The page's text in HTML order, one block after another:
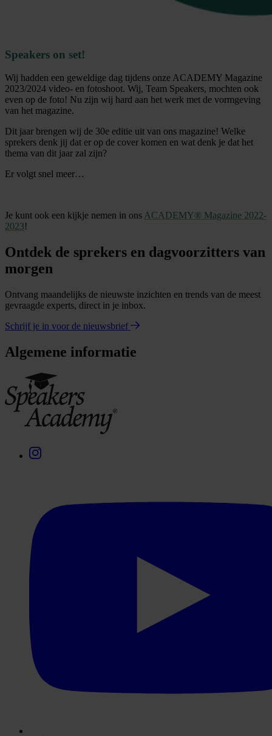
Speakers on set!
Wij hadden een geweldige dag tijdens onze ACADEMY Magazine
2023/2024 video- en fotoshoot. Wij, Team Speakers, mochten ook
even op de foto! Nu zijn wij hard aan het werk met de vormgeving
van het magazine.
Dit jaar brengen wij de 30e editie uit van ons magazine! Welke
sprekers denk jij dat er op de cover komen en wat denk je dat het
thema van dit jaar zal zijn?
Er volgt snel meer…
Je kunt ook een kijkje nemen in ons ACADEMY® Magazine 2022-
2023!
Ontdek de sprekers en dagvoorzitters van
morgen
Ontvang maandelijks de nieuwste inzichten en trends van de meest
gevraagde experts, direct in je inbox.
Schrijf je in voor de nieuwsbrief
Algemene informatie